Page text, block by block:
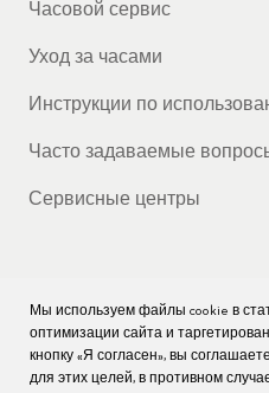
Часовой сервис
Уход за часами
Инструкции по
Часто задаваемые
Сервисные центры
КОМПАНИЯ
Вакансии
Мы используем файлы cookie в
оптимизации сайта и
кнопку «Я согласен», вы
для этих целей, в противном